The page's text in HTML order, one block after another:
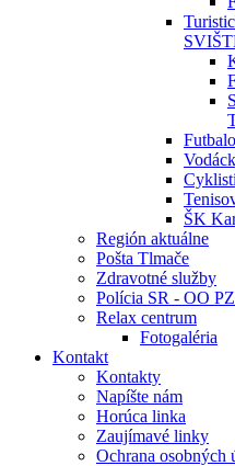
ŠK
Región aktuálne
Pošta Tlmače
Zdravotné služby
Polícia SR - OO
Relax centrum
Fotogaléria
Kontakt
Kontakty
Napíšte nám
Horúca linka
Zaujímavé linky
Ochrana osobných